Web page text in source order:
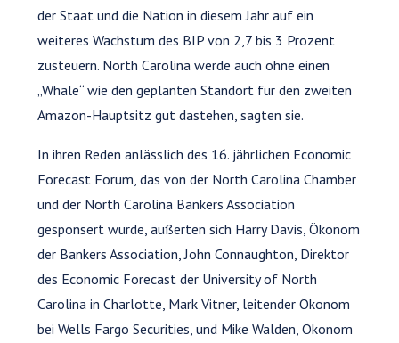
der Staat und die Nation in diesem Jahr auf ein
weiteres Wachstum des BIP von 2,7 bis 3 Prozent
zusteuern. North Carolina werde auch ohne einen
„Whale“ wie den geplanten Standort für den zweiten
Amazon-Hauptsitz gut dastehen, sagten sie.
In ihren Reden anlässlich des 16. jährlichen Economic
Forecast Forum, das von der North Carolina Chamber
und der North Carolina Bankers Association
gesponsert wurde, äußerten sich Harry Davis, Ökonom
der Bankers Association, John Connaughton, Direktor
des Economic Forecast der University of North
Carolina in Charlotte, Mark Vitner, leitender Ökonom
bei Wells Fargo Securities, und Mike Walden, Ökonom